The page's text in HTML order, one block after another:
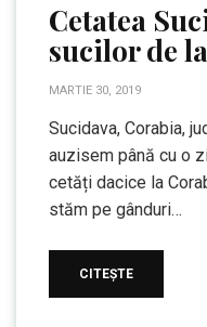
Cetatea
sucilor de
MARTIE 30, 2019
Sucidava, Corabia,
auzisem până cu o
cetăți dacice la
stăm pe gânduri…
CITEȘTE